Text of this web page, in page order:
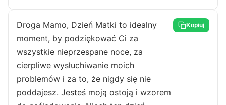
Droga Mamo, Dzień Matki to idealny
moment, by podziękować Ci za
wszystkie nieprzespane noce, za
cierpliwe wysłuchiwanie moich
problemów i za to, że nigdy się nie
poddajesz. Jesteś moją ostoją i wzorem
Kopiuj